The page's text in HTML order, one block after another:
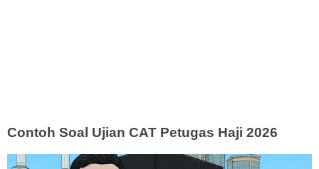
Contoh Soal Ujian CAT Petugas Haji 2026